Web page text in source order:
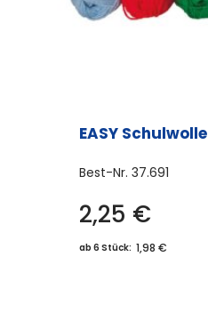
EASY Schulwolle
Best-Nr. 37.691
2,25 €
ab 6 Stück: 1,98 €